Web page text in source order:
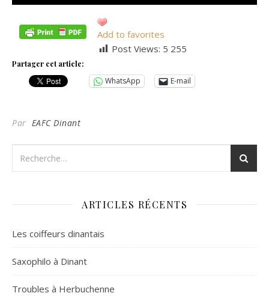
Add to favorites
Post Views: 5 255
Partager cet article:
WhatsApp E-mail
Par EAFC Dinant
ARTICLES RÉCENTS
Les coiffeurs dinantais
Saxophilo à Dinant
Troubles à Herbuchenne